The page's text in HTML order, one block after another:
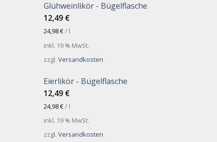
Glühweinlikör - Bügelflasche
12,49 €
24,98€/ l
inkl. 19 % MwSt.
zzgl. Versandkosten
Eierlikör - Bügelflasche
12,49 €
24,98€/ l
inkl. 19 % MwSt.
zzgl. Versandkosten